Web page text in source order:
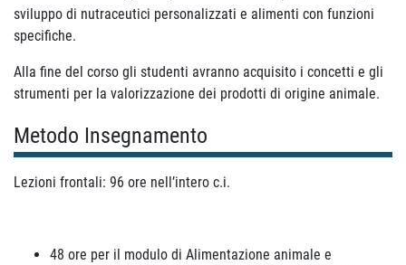
sviluppo di nutraceutici personalizzati e alimenti con funzioni
specifiche.
Alla fine del corso gli studenti avranno acquisito i concetti e gli
strumenti per la valorizzazione dei prodotti di origine animale.
Metodo Insegnamento
Lezioni frontali: 96 ore nell’intero c.i.
48 ore per il modulo di Alimentazione animale e